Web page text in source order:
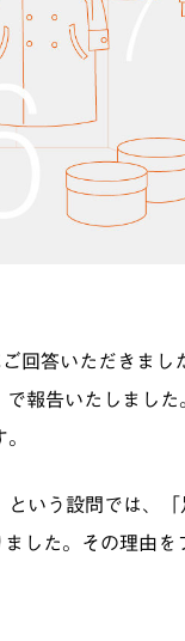
回答いただきまし
報告いたしました。
いう設問では、
した。その理由